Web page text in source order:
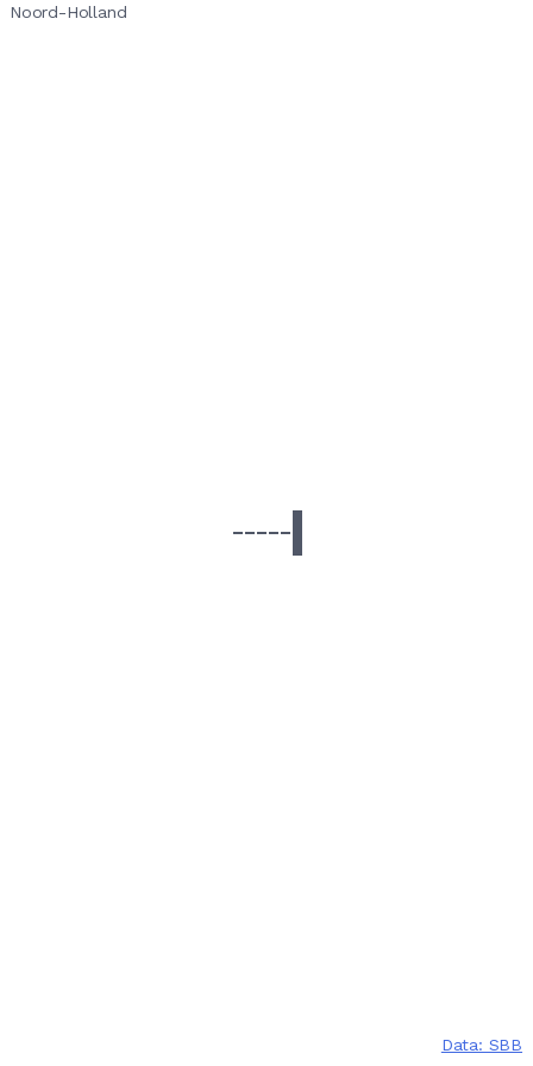
Noord-Holland
Data: SBB